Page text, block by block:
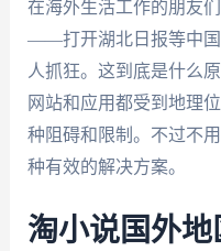
在海外生活工作的朋友
——打开湖北日报等中国
人抓狂。这到底是什么
网站和应用都受到地理
种阻碍和限制。不过不
种有效的解决方案。
淘小说国外